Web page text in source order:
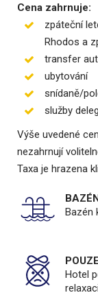
Cena zahrnuje:
zpáteční
Rhodos a
transfer
ubytování
snídaně/
služby
Výše uvedené
nezahrnují
Taxa je hrazena
Bazén
Hotel